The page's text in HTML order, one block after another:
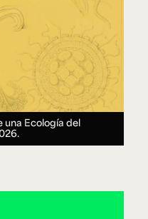
una Ecología del